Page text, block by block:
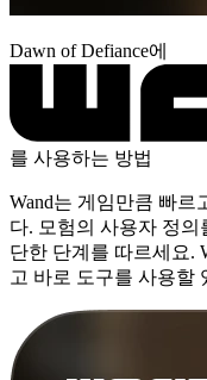
Dawn of Defiance에
를 사용하는 방법
Wand는 게임만큼 빠르
다. 모험의 사용자 정
단한 단계를 따르세요.
고 바로 도구를 사용할